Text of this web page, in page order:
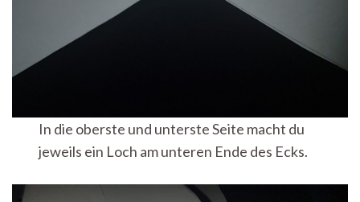
In die oberste und unterste Seite macht du
jeweils ein Loch am unteren Ende des Ecks.